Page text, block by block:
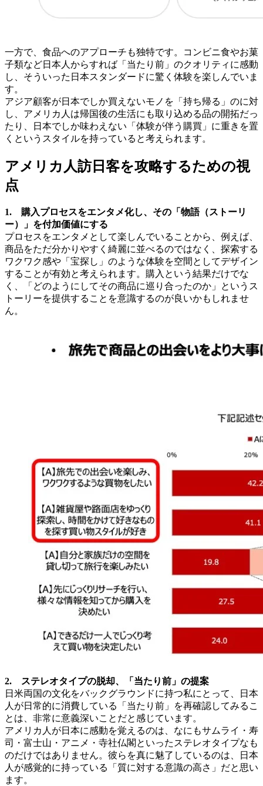
一方で、食品へのアプローチも独特です。コンビニ食やお菓
子類など日本人からすれば「当たり前」のクオリティに感動
し、そういった日本スタンダードに驚く体験を楽しんでいま
す。
アジア顧客が日本でしか買えないモノを「持ち帰る」のに対
し、アメリカ人は帰国後の生活にも取り込める品の開拓だっ
たり、日本でしか味わえない「体験が伴う購買」に重きを置
くというスタイルを持っていると考えられます。
アメリカ人訪日客を攻略するための視
点
1. 購入プロセスをエンタメ化し、その「物語（ストーリ
ー）」を付加価値にする
プロセスをエンタメとして楽しんでいることから、例えば、
商品をただ分かりやすく綺麗に並べるのではなく、探索する
ワクワク感や「宝探し」のような体験を空間としてデザイン
することが有効と考えられます。購入という結果だけでな
く、「どのようにしてその商品に巡り合ったのか」というス
トーリーを提供することを意識するのが良いかもしれませ
ん。
2. ステレオタイプの脱却、「当たり前」の提案
日米両国の文化をバックグラウンドに持つ私にとって、日本
人が日常的に消費している「当たり前」を再確認してみるこ
とは、非常に意義深いことだと感じています。
アメリカ人が日本に感動を覚えるのは、なにもサムライ・寿
司・富士山・アニメ・寺社仏閣といったステレオタイプなも
のだけではありません。彼らを真に魅了しているのは、日本
人が感覚的に持っている「質に対する意識の高さ」だと思い
ます。